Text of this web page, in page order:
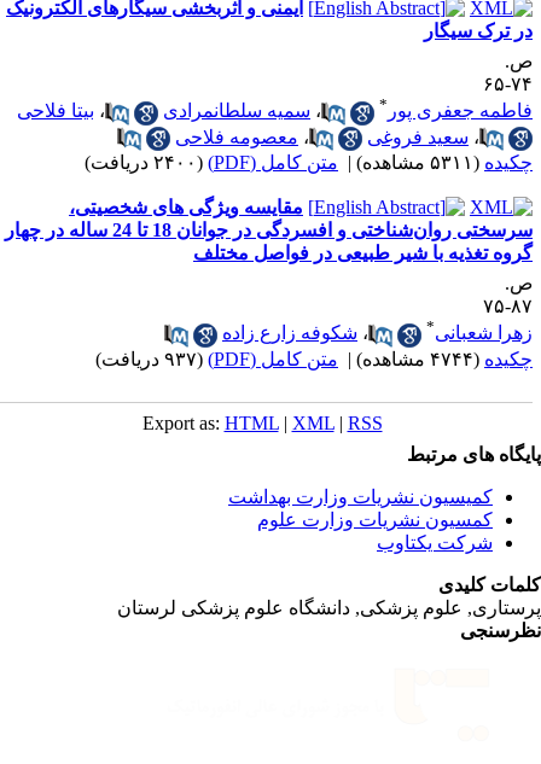
ایمنی و اثربخشی سیگارهای الکترونیک
ترک سیگار
۶۵
جعفری پور
،سمیه سلطانمرادی ،بیتا فلاحی
،سعید فروغی ،معصومه فلاحی
(۵۳۱۱ مشاهده) | متن کامل (PDF) (۲۴۰۰ دریافت)
مقایسه ویژگی های شخصیتی،
سرسختی روان‌شناختی و افسردگی در جوانان 18 تا 24 ساله در چهار
تغذیه با شیر طبیعی در فواصل مختلف
۷۵
شعبانی
،شکوفه زارع زاده
(۴۷۴۴ مشاهده) | متن کامل (PDF) (۹۳۷ دریافت)
Export as:HTML |XML|RSS
های مرتبط
کمیسیون نشریات وزارت بهداشت
کمسیون نشریات وزارت علوم
شرکت یکتاوب
کلیدی
علوم پزشکی, دانشگاه علوم پزشکی لرستان